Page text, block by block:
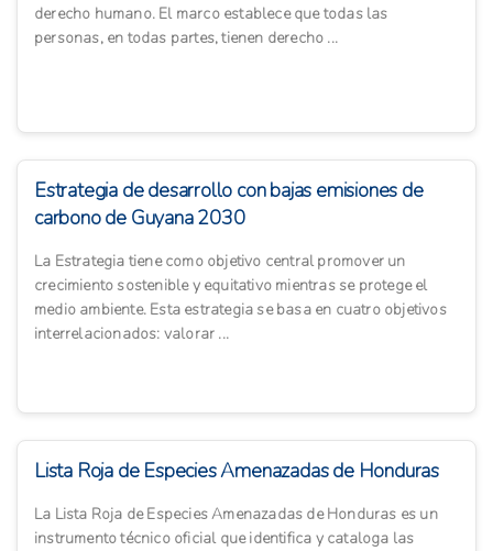
derecho humano. El marco establece que todas las
personas, en todas partes, tienen derecho ...
Estrategia de desarrollo con bajas emisiones de
carbono de Guyana 2030
La Estrategia tiene como objetivo central promover un
crecimiento sostenible y equitativo mientras se protege el
medio ambiente. Esta estrategia se basa en cuatro objetivos
interrelacionados: valorar ...
Lista Roja de Especies Amenazadas de Honduras
La Lista Roja de Especies Amenazadas de Honduras es un
instrumento técnico oficial que identifica y cataloga las